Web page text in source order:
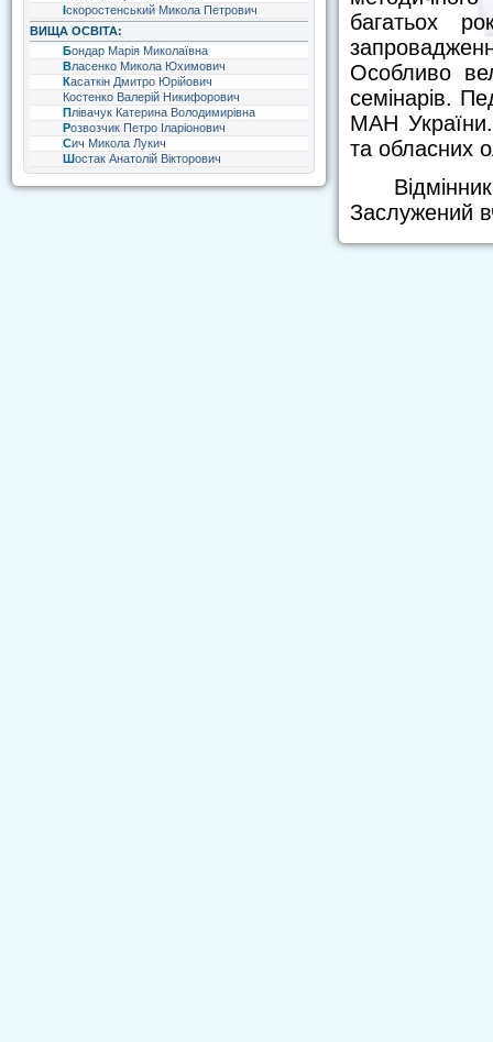
Іскоростенський Микола Петрович
ВИЩА ОСВІТА:
Бондар Марія Миколаївна
Власенко Микола Юхимович
Касаткін Дмитро Юрійович
Костенко Валерій Никифорович
Плівачук Катерина Володимирівна
Розвозчик Петро Іларіонович
Сич Микола Лукич
Шостак Анатолій Вікторович
багатьох
Особливо
семінарів.
МАН України.
та обласних
Заслужений